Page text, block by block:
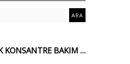
KONSANTRE BAKIM …